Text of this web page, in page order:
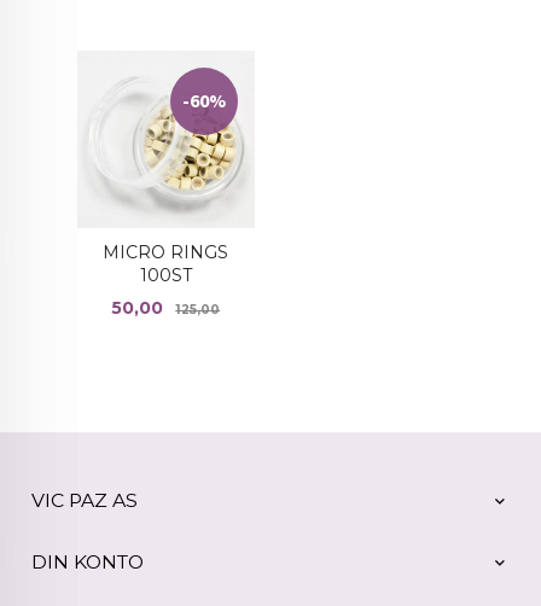
MICRO RINGS
100ST
Tilbud
50,00 125,00Rabatt
-60%
VIC PAZ AS
DIN KONTO